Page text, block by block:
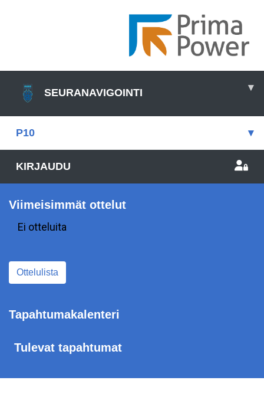
SEURANAVIGOINTI ▾
P10 ▾
KIRJAUDU
Viimeisimmät ottelut
Ei otteluita
Ottelulista
Tapahtumakalenteri
Tulevat tapahtumat